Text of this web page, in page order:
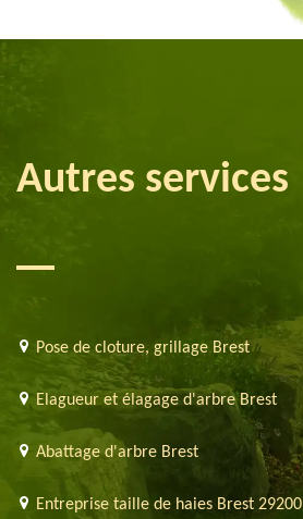
Autres services
Pose de cloture, grillage Brest
Elagueur et élagage d'arbre Brest
Abattage d'arbre Brest
Entreprise taille de haies Brest 29200